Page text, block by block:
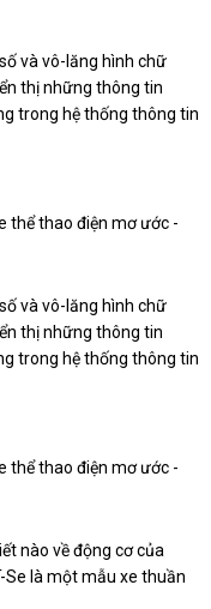
và vô-lăng hình chữ
thị những thông tin
trong hệ thống thông tin
và vô-lăng hình chữ
thị những thông tin
trong hệ thống thông tin
nào về động cơ của
Se là một mẫu xe thuần